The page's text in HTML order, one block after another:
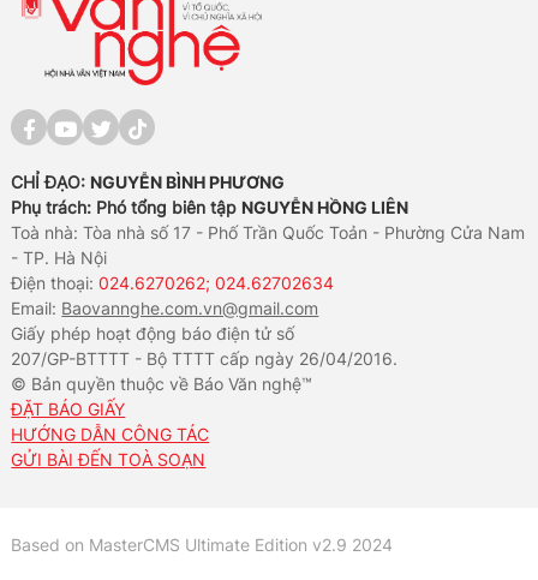
CHỈ ĐẠO: NGUYỄN BÌNH PHƯƠNG
Phụ trách: Phó tổng biên tập NGUYỄN HỒNG LIÊN
Toà nhà: Tòa nhà số 17 - Phố Trần Quốc Toản - Phường Cửa Nam
- TP. Hà Nội
Điện thoại:024.6270262; 024.62702634
Email: Baovannghe.com.vn@gmail.com
Giấy phép hoạt động báo điện tử số
207/GP-BTTTT - Bộ TTTT cấp ngày 26/04/2016.
© Bản quyền thuộc về Báo Văn nghệ™
ĐẶT BÁO GIẤY
HƯỚNG DẪN CÔNG TÁC
GỬI BÀI ĐẾN TOÀ SOẠN
Based on MasterCMS Ultimate Edition v2.9 2024